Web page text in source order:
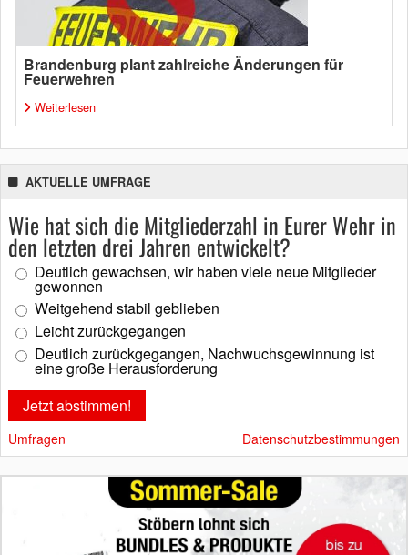
Brandenburg plant zahlreiche Änderungen für
Feuerwehren
Weiterlesen
AKTUELLE UMFRAGE
Wie hat sich die Mitgliederzahl in Eurer Wehr in
den letzten drei Jahren entwickelt?
Deutlich gewachsen, wir haben viele neue Mitglieder
gewonnen
Weitgehend stabil geblieben
Leicht zurückgegangen
Deutlich zurückgegangen, Nachwuchsgewinnung ist
eine große Herausforderung
Umfragen Datenschutzbestimmungen